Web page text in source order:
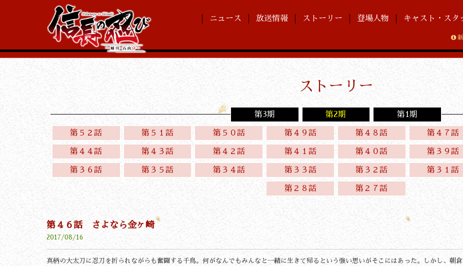
ニュース 放送情報 ストーリー 登場人物 キャスト・スタ
ストーリー
第3期 第2期 第1期
第５２話 第５１話 第５０話 第４９話 第４８話 第４７話
第４４話 第４３話 第４２話 第４１話 第４０話 第３９話
第３６話 第３５話 第３４話 第３３話 第３２話 第３１話
第２８話 第２７話
第４６話 さよなら金ヶ崎
2017/08/16
真柄の大太刀に忍刀を折られながらも奮闘する千鳥。何がなんでもみんなと一緒に生きて帰るという強い思いがそこにはあった。しかし、朝